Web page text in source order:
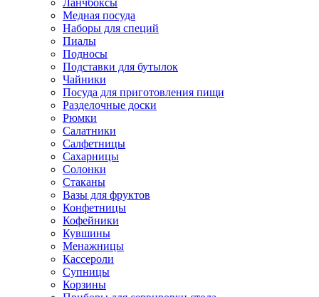
Ланчбоксы
Медная посуда
Наборы для специй
Пиалы
Подносы
Подставки для бутылок
Чайники
Посуда для приготовления пищи
Разделочные доски
Рюмки
Салатники
Салфетницы
Сахарницы
Солонки
Стаканы
Вазы для фруктов
Конфетницы
Кофейники
Кувшины
Менажницы
Кассероли
Супницы
Корзины